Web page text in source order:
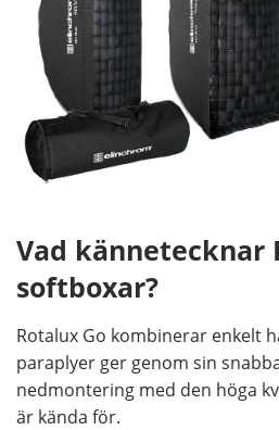
Vad kännetecknar
softboxar?
Rotalux Go kombinerar enkelt
paraplyer ger genom sin
nedmontering med den höga
är kända för.